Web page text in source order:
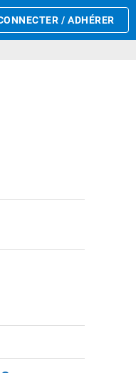
/ ADHÉRER